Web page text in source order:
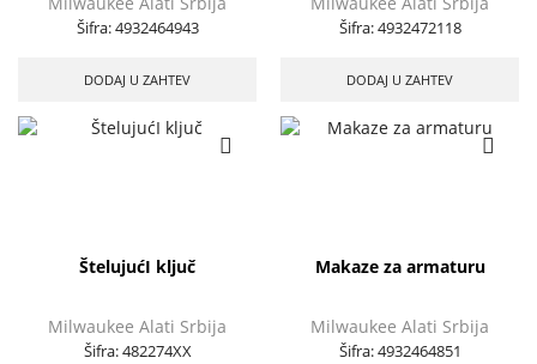
Šifra:4932464943
DODAJ U ZAHTEV
Šifra:4932472118
DODAJ U ZAHTEV
ŠtelujućI ključ
Milwaukee Alati Srbija
Šifra:482274XX
Makaze za armaturu
Milwaukee Alati Srbija
Šifra:4932464851